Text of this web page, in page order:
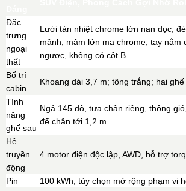
Đặc
trưng
ngoại
thất
Lưới tản nhiệt chrome lớn nan dọc,
mảnh, mâm lớn mạ chrome, tay nắm
ngược, không có cột B
Bố trí
cabin
Khoang dài 3,7 m; tông trắng; hai
Tính
năng
ghế sau
Ngả 145 độ, tựa chân riêng, thông
để chân tới 1,2 m
Hệ
truyền
động
4 motor điện độc lập, AWD, hỗ trợ
Pin
100 kWh, tùy chọn mở rộng phạm vi